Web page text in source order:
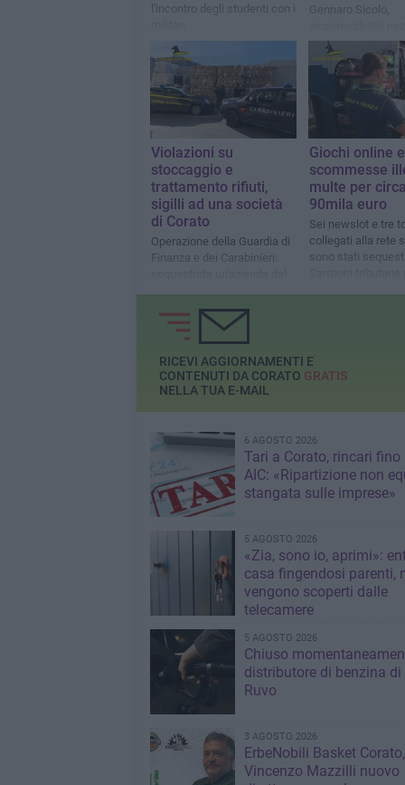
l'incontro degli studenti con i
Gennaro Sicolo,
presidente
Agricoltori Italiani:
«Scegliere
pasta realizzata al
grano italiano»
Violazioni su
stoccaggio e
trattamento rifiuti,
sigilli ad una società
di Corato
Operazione della Guardia di
Finanza e dei Carabinieri:
Giochi online e
scommesse
multe per
90mila euro
Sei newslot e tre
collegati alla rete
sono stati
RICEVI AGGIORNAMENTI E
CONTENUTI DA CORATO GRATIS
NELLA TUA E-MAIL
6 AGOSTO 2026
Tari a Corato, rincari fino
AIC: «Ripartizione non
stangata sulle imprese»
5 AGOSTO 2026
«Zia, sono io, aprimi»:
casa fingendosi parenti,
vengono scoperti dalle
telecamere
5 AGOSTO 2026
Chiuso
distributore di benzina di
Ruvo
3 AGOSTO 2026
ErbeNobili Basket Corato,
Vincenzo Mazzilli nuovo